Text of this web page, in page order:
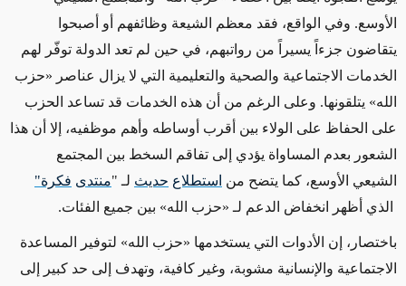
الأوسع. وفي الواقع، فقد معظم الشيعة وظائفهم أو أصبحوا
يتقاضون جزءاً يسيراً من رواتبهم، في حين لم تعد الدولة توفّر لهم
الخدمات الاجتماعية والصحية والتعليمية التي لا يزال عناصر «حزب
الله» يتلقونها. وعلى الرغم من أن هذه الخدمات قد تساعد الحزب
على الحفاظ على الولاء بين أقرب أوساطه وأهم موظفيه، إلا أن هذا
الشعور بعدم المساواة يؤدي إلى تفاقم السخط بين المجتمع
الشيعي الأوسع، كما يتضح من استطلاع حديث لـ "منتدى فكرة"
الذي أظهر انخفاض الدعم لـ «حزب الله» بين جميع الفئات.
باختصار، إن الأدوات التي يستخدمها «حزب الله» لتوفير المساعدة
الاجتماعية والإنسانية مشوبة، وغير كافية، وتهدف إلى حد كبير إلى